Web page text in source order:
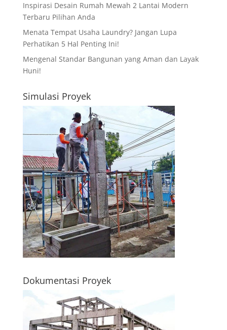
Inspirasi Desain Rumah Mewah 2 Lantai Modern
Terbaru Pilihan Anda
Menata Tempat Usaha Laundry? Jangan Lupa
Perhatikan 5 Hal Penting Ini!
Mengenal Standar Bangunan yang Aman dan Layak
Huni!
Simulasi Proyek
Dokumentasi Proyek